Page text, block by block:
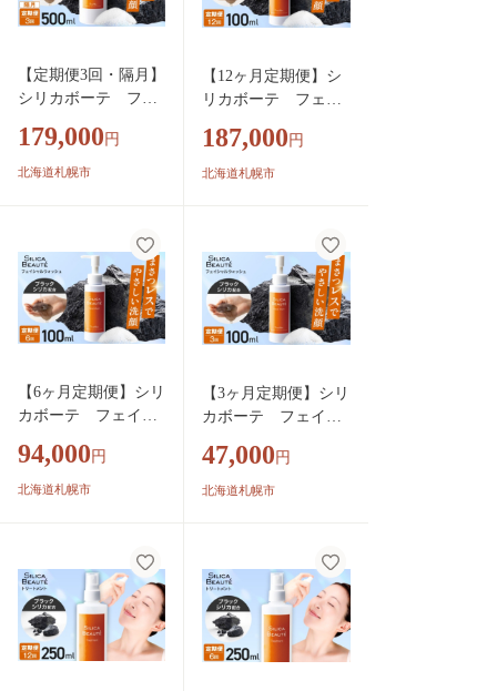
き海老
【定期便3回・隔月】
シリカボーテ フェ
00ｍL | 洗顔 美容 肌
北海道 札幌市
179,000 円
北海道札幌市
【12ヶ月定期便】シ
リカボーテ フェイ
ｍL | 洗顔 美容 肌 北
海道 札幌市
187,000 円
北海道札幌市
【6ヶ月定期便】シリ
カボーテ フェイシ
L | 洗顔 美容 肌 北海
道 札幌市
94,000 円
北海道札幌市
【3ヶ月定期便】シリ
カボーテ フェイシ
L | 洗顔 美容 肌 北海
道 札幌市
47,000 円
北海道札幌市